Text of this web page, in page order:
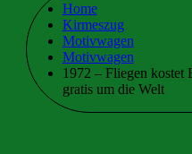
Home
Kirmeszug
Motivwagen
Motivwagen
1972 – Fliegen kostet
gratis um die Welt